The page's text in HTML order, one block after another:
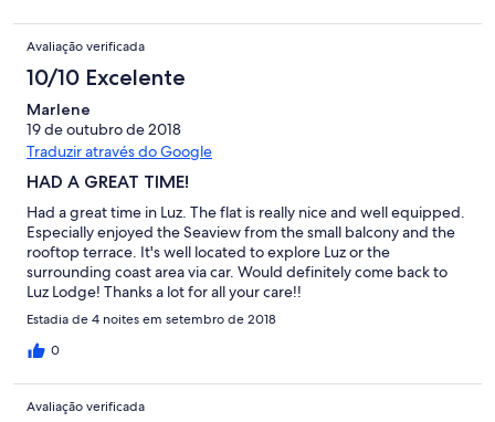
Avaliação verificada
10/10 Excelente
Marlene
19 de outubro de 2018
Traduzir através do Google
HAD A GREAT TIME!
Had a great time in Luz. The flat is really nice and well equipped.
Especially enjoyed the Seaview from the small balcony and the
rooftop terrace. It's well located to explore Luz or the
surrounding coast area via car. Would definitely come back to
Luz Lodge! Thanks a lot for all your care!!
Estadia de 4 noites em setembro de 2018
0
Avaliação verificada